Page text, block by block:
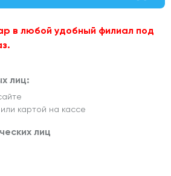
в любой удобный филиал под
лиц:
картой на кассе
лиц